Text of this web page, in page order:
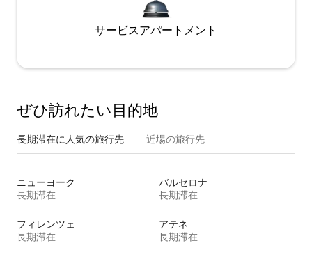
サービスアパートメント
ぜひ訪⁠れ⁠た⁠い目⁠的⁠地
長期滞在に人気の旅行先 近場の旅行先
ニューヨーク
長期滞在
バルセロナ
長期滞在
フィレンツェ
長期滞在
アテネ
長期滞在